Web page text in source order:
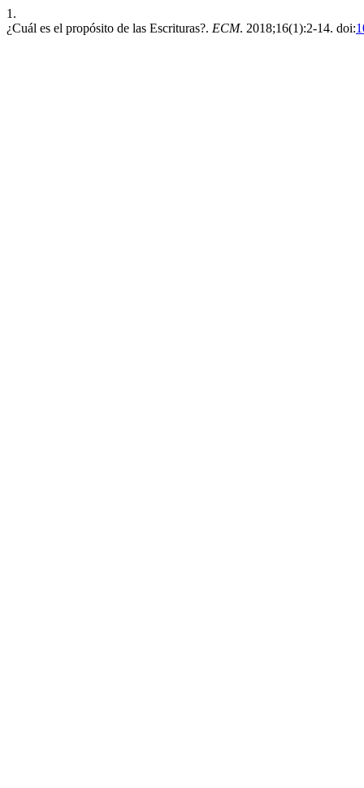
1.
¿Cuál es el propósito de las Escrituras?. ECM. 2018;16(1):2-14. doi: